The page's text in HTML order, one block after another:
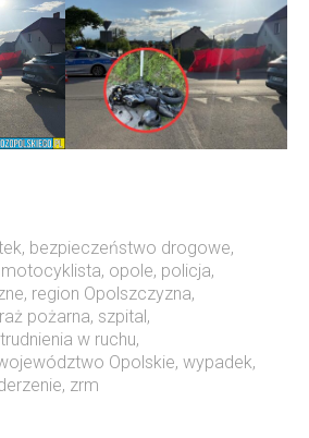
, bezpieczeństwo drogowe,
motocyklista, opole, policja,
, region Opolszczyzna,
pożarna, szpital,
w ruchu,
Opolskie, wypadek,
, zrm